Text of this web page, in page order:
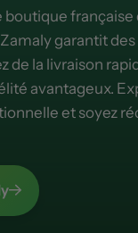
française
garantit
de la livraison
avantageux.
et soyez